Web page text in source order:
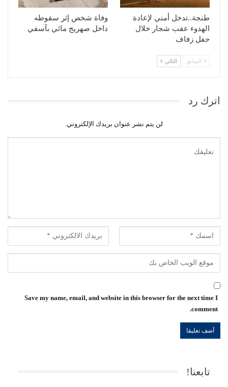
طنجة..تدخل أمني لإعادة
الهدوء عقب شجار خلال
حفل زفاف
وفاة شخص إثر سقوطه
داخل صهريج مائي بآسفي
السابق التالي
اترك رد
لن يتم نشر عنوان بريدك الإلكتروني.
Save my name, email, and website in this browser for the next time I
comment.
تابعنا!